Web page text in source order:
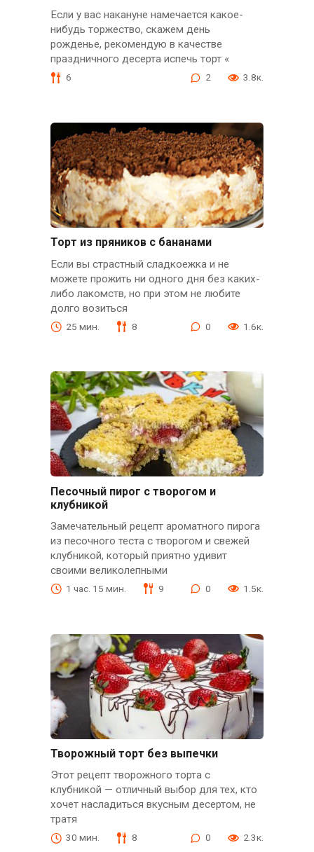
Если у вас накануне намечается какое-
нибудь торжество, скажем день
рожденье, рекомендую в качестве
праздничного десерта испечь торт «
6 2 3.8к.
Торт из пряников с бананами
Если вы страстный сладкоежка и не
можете прожить ни одного дня без каких-
либо лакомств, но при этом не любите
долго возиться
25 мин. 8 0 1.6к.
Песочный пирог с творогом и
клубникой
Замечательный рецепт ароматного пирога
из песочного теста с творогом и свежей
клубникой, который приятно удивит
своими великолепными
1 час. 15 мин. 9 0 1.5к.
Творожный торт без выпечки
Этот рецепт творожного торта с
клубникой — отличный выбор для тех, кто
хочет насладиться вкусным десертом, не
тратя
30 мин. 8 0 2.3к.